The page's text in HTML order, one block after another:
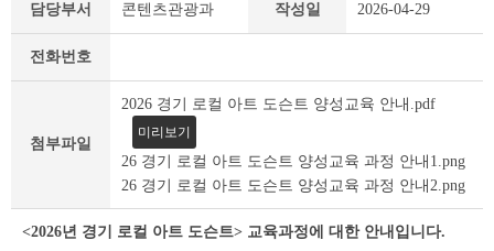
세
담당부서 콘텐츠관광과 작성일 2026-04-29
전화번호
첨부파일
2026 경기 로컬 아트 도슨트 양성교육 안내.pdf
미리보기
26 경기 로컬 아트 도슨트 양성교육 과정 안내1.png
26 경기 로컬 아트 도슨트 양성교육 과정 안내2.png
<2026년 경기 로컬 아트 도슨트> 교육과정에 대한 안내입니다.